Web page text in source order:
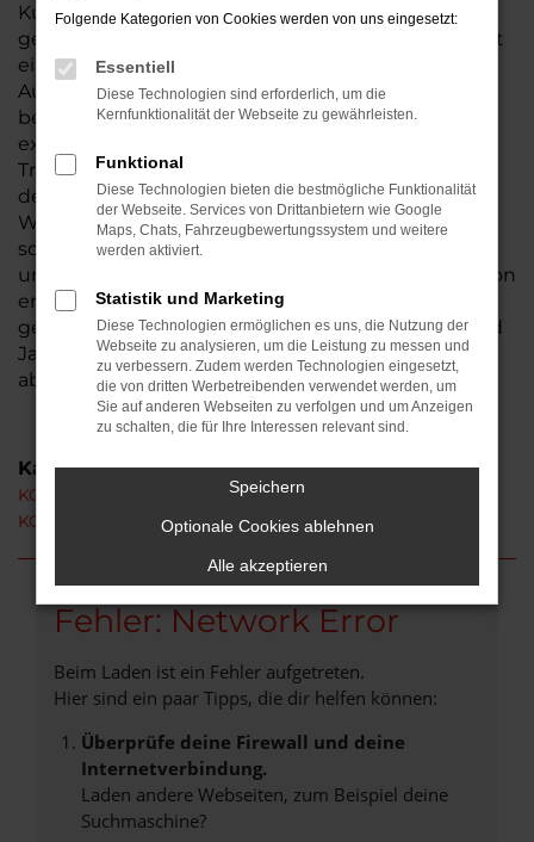
Kundschaft aus Wöllstadt und Umgebung
geschätzt. Dieses Fahrzeug ist vielseitig und bietet
ein exzellentes Preis-Leistungs-Verhältnis. Wer im
Autohaus Lisson kauft, darf sich zudem auf einige
besondere Vorteile freuen. Unser Familienbetrieb
existiert seit 1974, somit sind wir ein
Traditionsunternehmen und seit der Gründung in
der Wetterau beheimatet. Aus Wöllstadt ist der
Weg zu uns nicht weit. Bestimmt haben auch Sie
schon von uns gehört – wir laden Sie herzlich ein,
uns persönlich kennen zu lernen. Ihren KGM Rexton
erhalten Sie auf Wunsch als Neuwagen oder auch
gebraucht. Hinzu kommen Tageszulassungen und
Jahreswagen, die unser breites Sortiment
abrunden.
Kategorie
KGM Rexton Wöllstadt
KGM Rexton Neuwagen Wöllstadt
Fehler: Network Error
Beim Laden ist ein Fehler aufgetreten.
Hier sind ein paar Tipps, die dir helfen können:
Überprüfe deine Firewall und deine
Internetverbindung.
Laden andere Webseiten, zum Beispiel deine
Suchmaschine?
Folgende Kategorien von Cookies werden von uns eingesetzt:
Essentiell
Diese Technologien sind erforderlich, um die
Kernfunktionalität der Webseite zu gewährleisten.
Funktional
Diese Technologien bieten die bestmögliche Funktionalität
der Webseite. Services von Drittanbietern wie Google
Maps, Chats, Fahrzeugbewertungssystem und weitere
werden aktiviert.
Statistik und Marketing
Diese Technologien ermöglichen es uns, die Nutzung der
Webseite zu analysieren, um die Leistung zu messen und
zu verbessern. Zudem werden Technologien eingesetzt,
die von dritten Werbetreibenden verwendet werden, um
Sie auf anderen Webseiten zu verfolgen und um Anzeigen
zu schalten, die für Ihre Interessen relevant sind.
Speichern
Optionale Cookies ablehnen
Alle akzeptieren